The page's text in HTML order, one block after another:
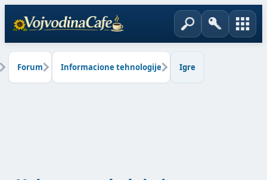
Forum Informacione tehnologije Igre